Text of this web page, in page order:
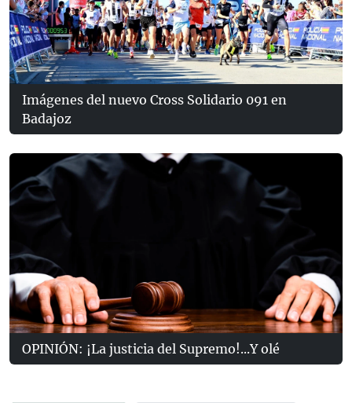
Imágenes del nuevo Cross Solidario 091 en
Badajoz
OPINIÓN: ¡La justicia del Supremo!...Y olé